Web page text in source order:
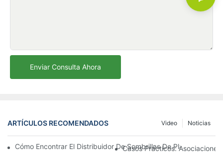
Enviar Consulta Ahora
ARTÍCULOS RECOMENDADOS Noticias
Video
Cómo Encontrar El Distribuidor De Sombrillas De Playa
Casos Prácticos: